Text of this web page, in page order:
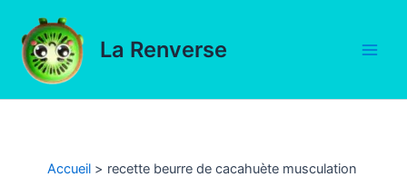
contenu
La Renverse
Accueil recette beurre de cacahuète musculation